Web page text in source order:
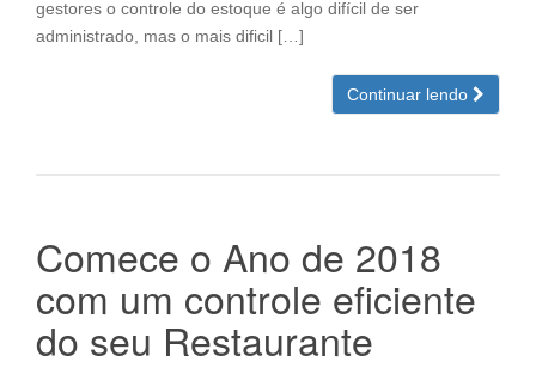
gestores o controle do estoque é algo difícil de ser
administrado, mas o mais dificil […]
Continuar lendo
Comece o Ano de 2018
com um controle eficiente
do seu Restaurante